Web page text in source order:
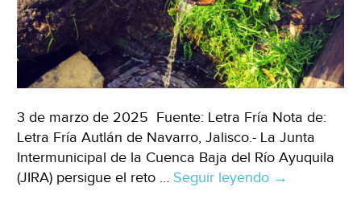
3 de marzo de 2025 Fuente: Letra Fría Nota de:
Letra Fría Autlán de Navarro, Jalisco.- La Junta
Intermunicipal de la Cuenca Baja del Río Ayuquila
(JIRA) persigue el reto … Seguir leyendo Jalisco
→